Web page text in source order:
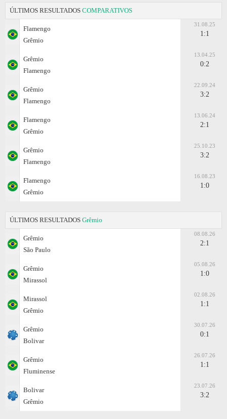
ÚLTIMOS RESULTADOS COMPARATIVOS
Flamengo
Grêmio
31.08.25
1:1
Grêmio
Flamengo
13.04.25
0:2
Grêmio
Flamengo
22.09.24
3:2
Flamengo
Grêmio
13.06.24
2:1
Grêmio
Flamengo
25.10.23
3:2
Flamengo
Grêmio
16.08.23
1:0
ÚLTIMOS RESULTADOS Grêmio
Grêmio
São Paulo
08.08.26
2:1
Grêmio
Mirassol
05.08.26
1:0
Mirassol
Grêmio
02.08.26
1:1
Grêmio
Bolivar
30.07.26
0:1
Grêmio
Fluminense
26.07.26
1:1
Bolivar
Grêmio
23.07.26
3:2